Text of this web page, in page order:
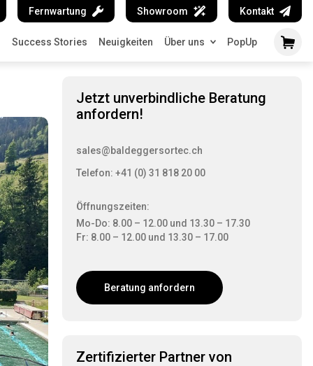
Fernwartung Showroom Kontakt
Success Stories Neuigkeiten Über uns PopUp
Jetzt unverbindliche Beratung
anfordern!
sales@baldeggersortec.ch
Telefon: +41 (0) 31 818 20 00
Öffnungszeiten:
Mo-Do: 8.00 – 12.00 und 13.30 – 17.30
Fr: 8.00 – 12.00 und 13.30 – 17.00
Beratung anfordern
Zertifizierter Partner von